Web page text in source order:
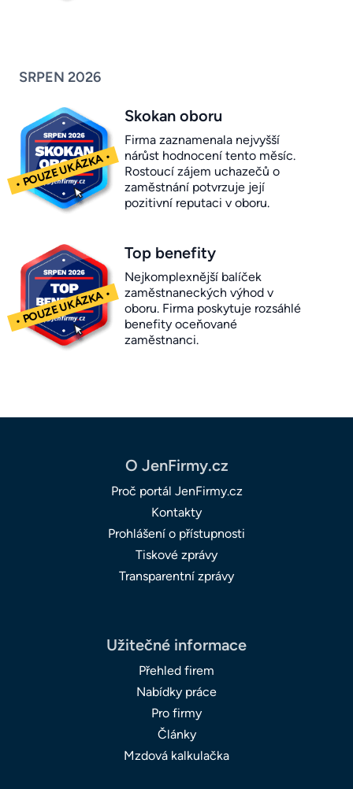
SRPEN 2026
Skokan oboru
Firma zaznamenala nejvyšší
nárůst hodnocení tento měsíc.
Rostoucí zájem uchazečů o
zaměstnání potvrzuje její
pozitivní reputaci v oboru.
Top benefity
Nejkomplexnější balíček
zaměstnaneckých výhod v
oboru. Firma poskytuje rozsáhlé
benefity oceňované
zaměstnanci.
O JenFirmy.cz
Proč portál JenFirmy.cz
Kontakty
Prohlášení o přístupnosti
Tiskové zprávy
Transparentní zprávy
Užitečné informace
Přehled firem
Nabídky práce
Pro firmy
Články
Mzdová kalkulačka